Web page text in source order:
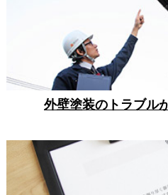
外壁塗装のトラブル